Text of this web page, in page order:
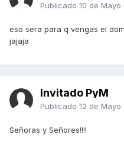
Publicado 10 de Mayo
eso sera para q vengas el
jajaja
Invitado PyM
Publicado 12 de Mayo
Señoras y Señores!!!!